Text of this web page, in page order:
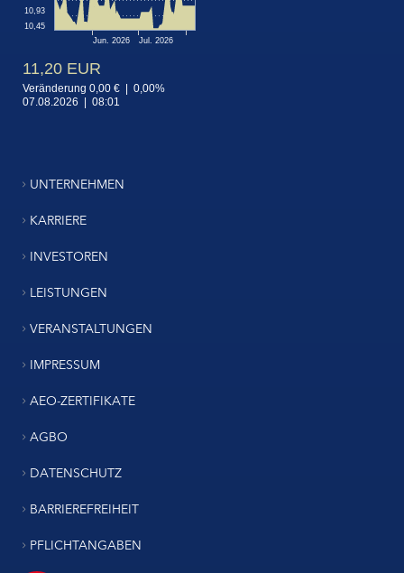
UNTERNEHMEN
KARRIERE
INVESTOREN
LEISTUNGEN
VERANSTALTUNGEN
IMPRESSUM
AEO-ZERTIFIKATE
AGBO
DATENSCHUTZ
BARRIEREFREIHEIT
PFLICHTANGABEN